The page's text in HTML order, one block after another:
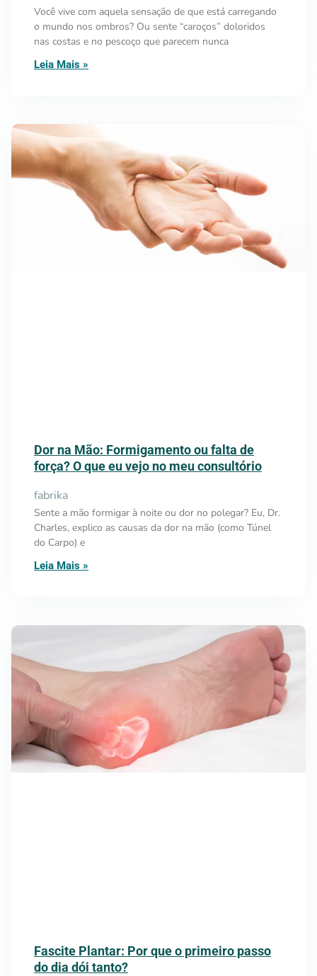
Você vive com aquela sensação de que está carregando
o mundo nos ombros? Ou sente “caroços” doloridos
nas costas e no pescoço que parecem nunca
Leia Mais »
Dor na Mão: Formigamento ou falta de
força? O que eu vejo no meu consultório
fabrika
Sente a mão formigar à noite ou dor no polegar? Eu, Dr.
Charles, explico as causas da dor na mão (como Túnel
do Carpo) e
Leia Mais »
Fascite Plantar: Por que o primeiro passo
do dia dói tanto?